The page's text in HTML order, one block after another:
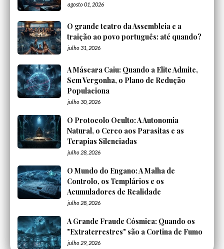
agosto 01, 2026
O grande teatro da Assembleia e a
traição ao povo português: até quando?
julho 31, 2026
A Máscara Caiu: Quando a Elite Admite,
Sem Vergonha, o Plano de Redução
Populaciona
julho 30, 2026
O Protocolo Oculto: A Autonomia
Natural, o Cerco aos Parasitas e as
Terapias Silenciadas
julho 28, 2026
O Mundo do Engano: A Malha de
Controlo, os Templários e os
Acumuladores de Realidade
julho 28, 2026
A Grande Fraude Cósmica: Quando os
"Extraterrestres" são a Cortina de Fumo
julho 29, 2026